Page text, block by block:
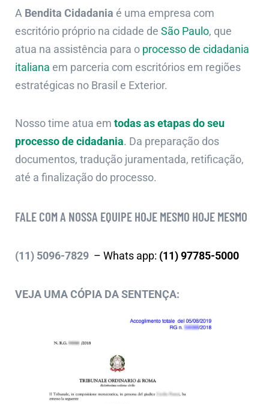
A Bendita Cidadania é uma empresa com
escritório próprio na cidade de São Paulo, que
atua na assistência para o processo de cidadania
italiana em parceria com escritórios em regiões
estratégicas no Brasil e Exterior.
Nosso time atua em todas as etapas do seu
processo de cidadania. Da preparação dos
documentos, tradução juramentada, retificação,
até a finalização do processo.
FALE COM A NOSSA EQUIPE HOJE MESMO HOJE MESMO
(11) 5096-7829 – Whats app: (11) 97785-5000
VEJA UMA CÓPIA DA SENTENÇA: